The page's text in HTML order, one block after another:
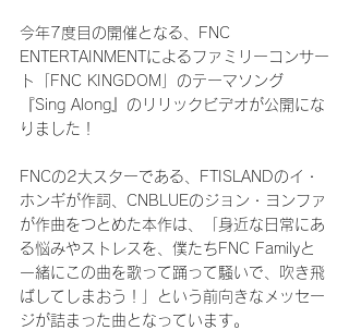
今年7度目の開催となる、FNC
ENTERTAINMENTによるファミリーコンサー
ト「FNC KINGDOM」のテーマソング
『Sing Along』のリリックビデオが公開にな
りました！
FNCの2大スターである、FTISLANDのイ・
ホンギが作詞、CNBLUEのジョン・ヨンファ
が作曲をつとめた本作は、「身近な日常にあ
る悩みやストレスを、僕たちFNC Familyと
一緒にこの曲を歌って踊って騒いで、吹き飛
ばしてしまおう！」という前向きなメッセー
ジが詰まった曲となっています。